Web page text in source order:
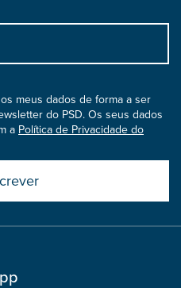
meus dados de forma a ser
do PSD. Os seus dados
a Política de Privacidade do